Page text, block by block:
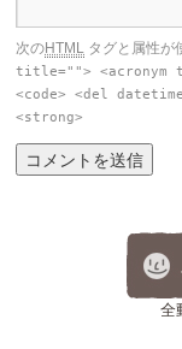
次のHTML タグと属性が
title=""> <acronym
<code> <del
<strong>
全